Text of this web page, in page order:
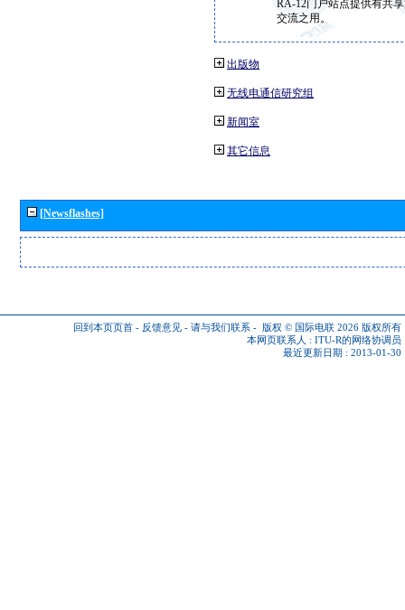
RA-12门户站点提供有共
交流之用。
出版物
无线电通信研究组
新闻室
其它信息
[Newsflashes]
回到本页页首 - 反馈意见 - 请与我们联系 - 版权 © 国际电联 2026 版权所有
本网页联系人 : ITU-R的网络协调员
最近更新日期 : 2013-01-30